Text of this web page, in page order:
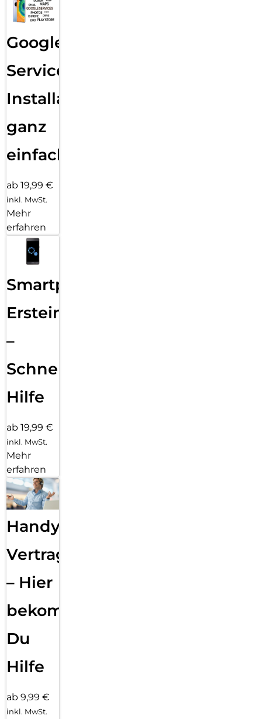
Google
Services
Installation
ganz
einfach
ab 19,99 €
inkl. MwSt.
Mehr
erfahren
Smartphone
Ersteinrichtung
–
Schnelle
Hilfe
ab 19,99 €
inkl. MwSt.
Mehr
erfahren
Handy
Vertragsabwicklung
– Hier
bekommst
Du
Hilfe
ab 9,99 €
inkl. MwSt.